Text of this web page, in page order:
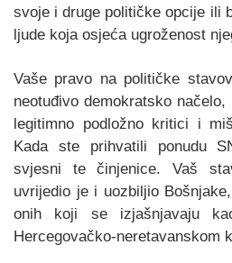
svoje i druge političke opcije ili
ljude koja osjeća ugroženost
Vaše pravo na političke
neotuđivo demokratsko
legitimno podložno kritici i
Kada ste prihvatili ponudu
svjesni te činjenice. Vaš
uvrijedio je i uozbiljio
onih koji se izjašnjavaju
Hercegovačko-neretavanskom